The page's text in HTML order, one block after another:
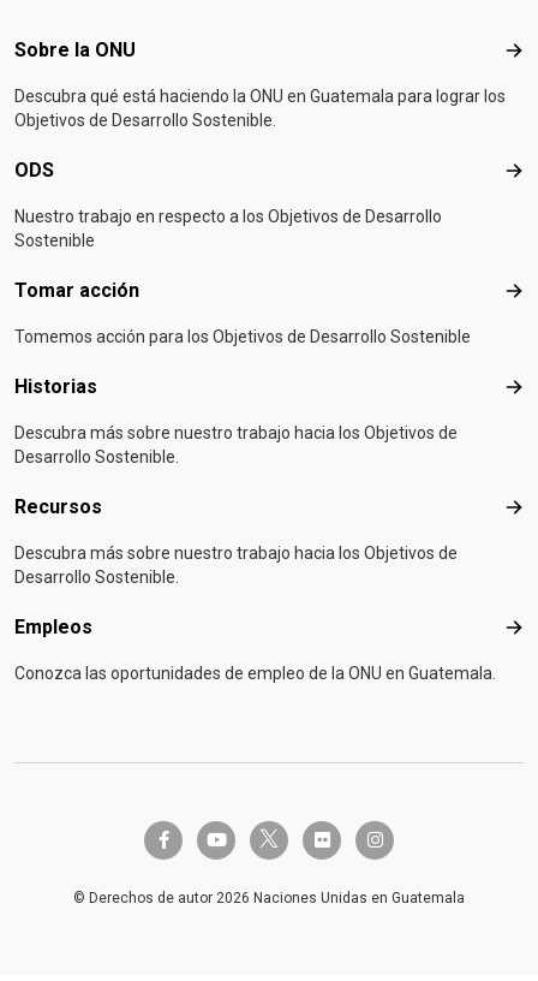
Footer menu
Sobre la ONU
Descubra qué está haciendo la ONU en Guatemala para lograr los
Objetivos de Desarrollo Sostenible.
ODS
Nuestro trabajo en respecto a los Objetivos de Desarrollo
Sostenible
Tomar acción
Tomemos acción para los Objetivos de Desarrollo Sostenible
Historias
Descubra más sobre nuestro trabajo hacia los Objetivos de
Desarrollo Sostenible.
Recursos
Descubra más sobre nuestro trabajo hacia los Objetivos de
Desarrollo Sostenible.
Empleos
Conozca las oportunidades de empleo de la ONU en Guatemala.
facebook-fyoutubetwitter-x flickr instagram
© Derechos de autor 2026 Naciones Unidas en Guatemala